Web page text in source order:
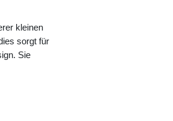
kleinen
sorgt für
Sie